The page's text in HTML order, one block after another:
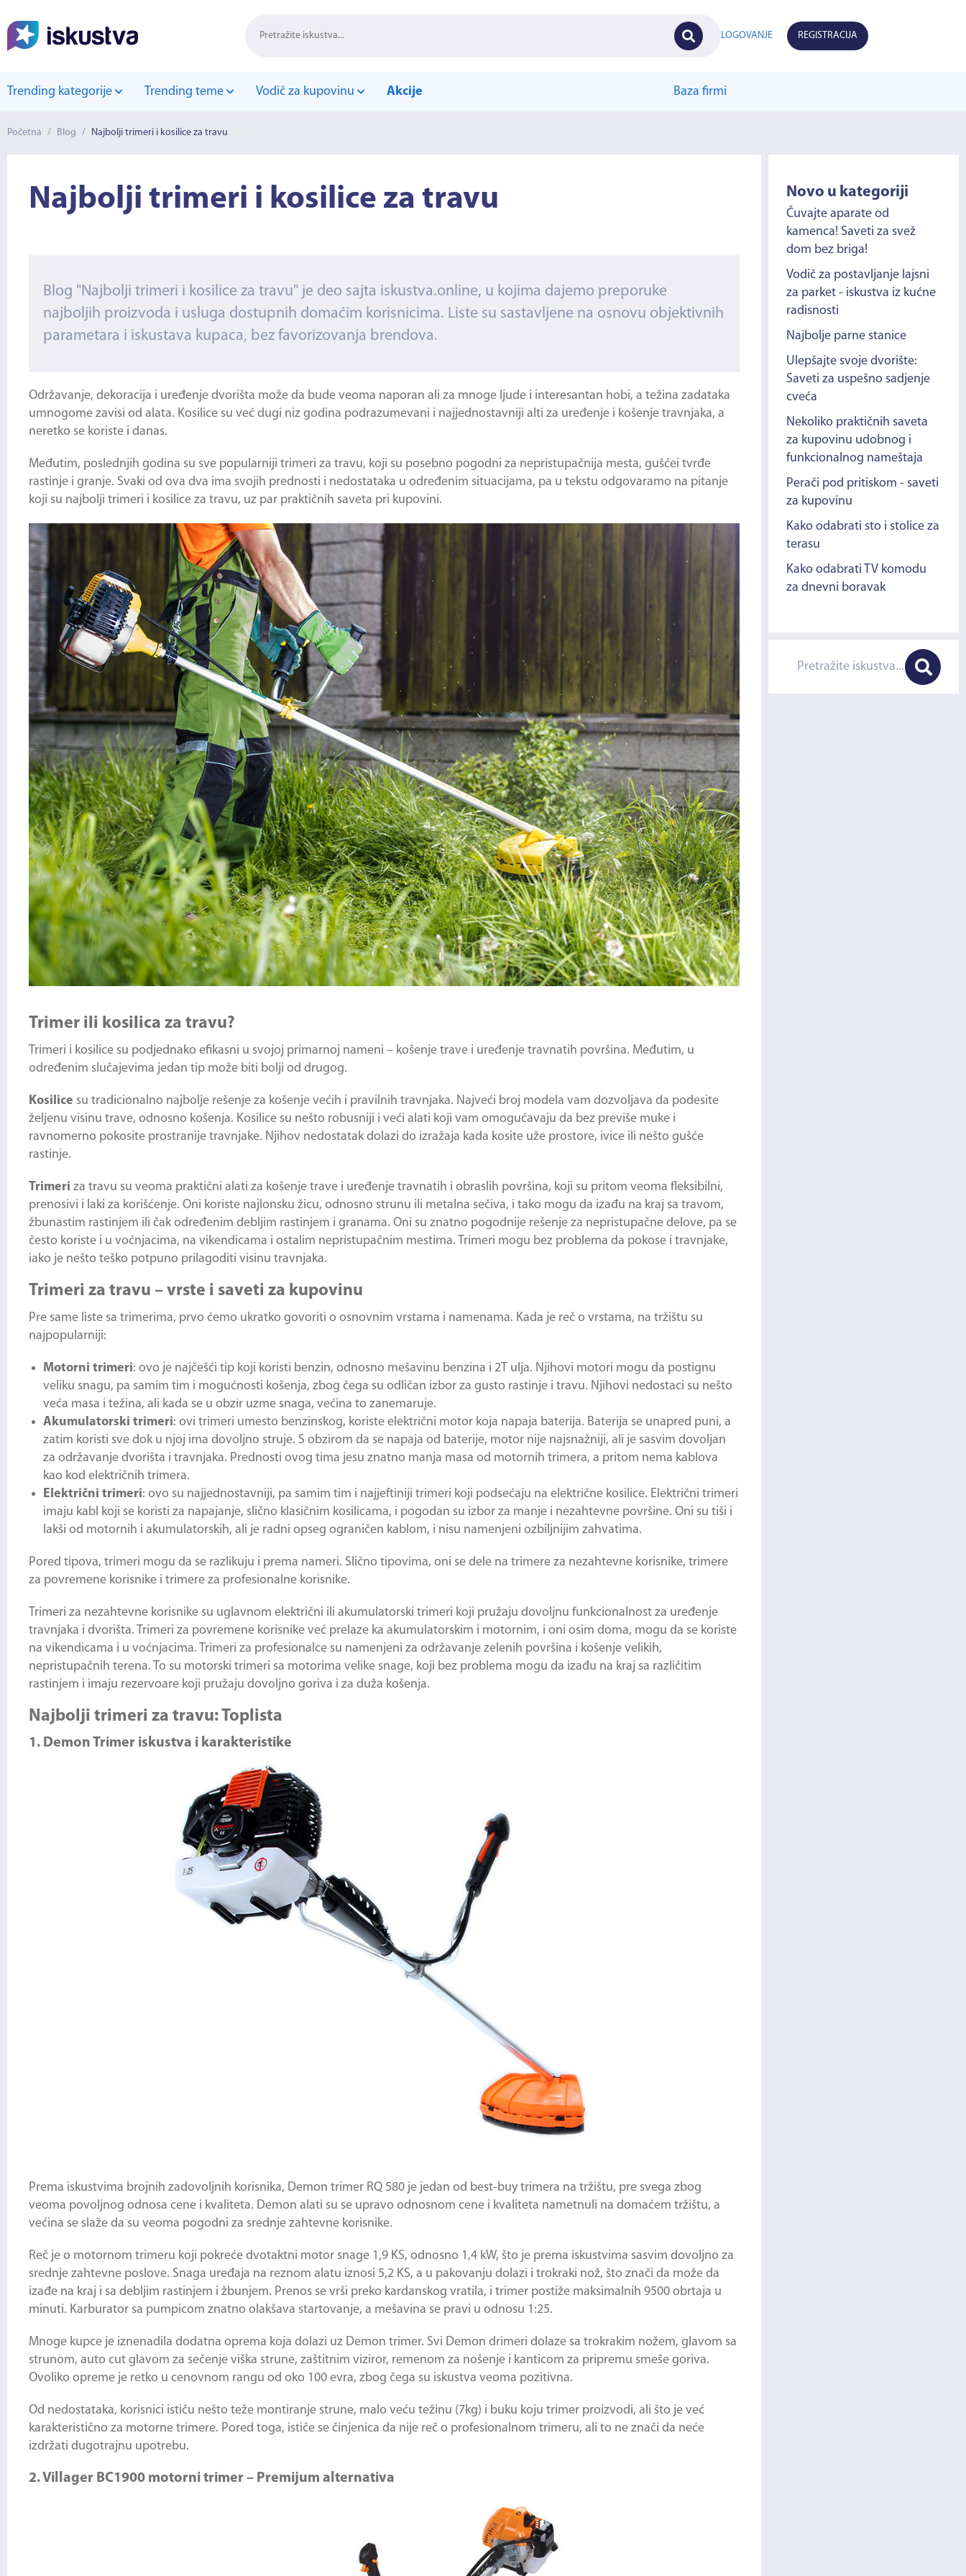
LOGOVANJE REGISTRACIJA
Trending kategorije Trending teme Vodič za kupovinu Akcije Baza firmi
Početna / Blog / Najbolji trimeri i kosilice za travu
Najbolji trimeri i kosilice za travu
Blog "Najbolji trimeri i kosilice za travu" je deo sajta iskustva.online, u kojima dajemo preporuke
najboljih proizvoda i usluga dostupnih domaćim korisnicima. Liste su sastavljene na osnovu objektivnih
parametara i iskustava kupaca, bez favorizovanja brendova.
Održavanje, dekoracija i uređenje dvorišta može da bude veoma naporan ali za mnoge ljude i interesantan hobi, a težina zadataka
umnogome zavisi od alata. Kosilice su već dugi niz godina podrazumevani i najjednostavniji alti za uređenje i košenje travnjaka, a
neretko se koriste i danas.
Međutim, poslednjih godina su sve popularniji trimeri za travu, koji su posebno pogodni za nepristupačnija mesta, gušćei tvrđe
rastinje i granje. Svaki od ova dva ima svojih prednosti i nedostataka u određenim situacijama, pa u tekstu odgovaramo na pitanje
koji su najbolji trimeri i kosilice za travu, uz par praktičnih saveta pri kupovini.
Trimer ili kosilica za travu?
Trimeri i kosilice su podjednako efikasni u svojoj primarnoj nameni – košenje trave i uređenje travnatih površina. Međutim, u
određenim slučajevima jedan tip može biti bolji od drugog.
Kosilice su tradicionalno najbolje rešenje za košenje većih i pravilnih travnjaka. Najveći broj modela vam dozvoljava da podesite
željenu visinu trave, odnosno košenja. Kosilice su nešto robusniji i veći alati koji vam omogućavaju da bez previše muke i
ravnomerno pokosite prostranije travnjake. Njihov nedostatak dolazi do izražaja kada kosite uže prostore, ivice ili nešto gušće
rastinje.
Trimeri za travu su veoma praktični alati za košenje trave i uređenje travnatih i obraslih površina, koji su pritom veoma fleksibilni,
prenosivi i laki za korišćenje. Oni koriste najlonsku žicu, odnosno strunu ili metalna sečiva, i tako mogu da izađu na kraj sa travom,
žbunastim rastinjem ili čak određenim debljim rastinjem i granama. Oni su znatno pogodnije rešenje za nepristupačne delove, pa se
često koriste i u voćnjacima, na vikendicama i ostalim nepristupačnim mestima. Trimeri mogu bez problema da pokose i travnjake,
iako je nešto teško potpuno prilagoditi visinu travnjaka.
Trimeri za travu – vrste i saveti za kupovinu
Pre same liste sa trimerima, prvo ćemo ukratko govoriti o osnovnim vrstama i namenama. Kada je reč o vrstama, na tržištu su
najpopularniji:
Motorni trimeri: ovo je najčešći tip koji koristi benzin, odnosno mešavinu benzina i 2T ulja. Njihovi motori mogu da postignu
veliku snagu, pa samim tim i mogućnosti košenja, zbog čega su odličan izbor za gusto rastinje i travu. Njihovi nedostaci su nešto
veća masa i težina, ali kada se u obzir uzme snaga, većina to zanemaruje.
Akumulatorski trimeri: ovi trimeri umesto benzinskog, koriste električni motor koja napaja baterija. Baterija se unapred puni, a
zatim koristi sve dok u njoj ima dovoljno struje. S obzirom da se napaja od baterije, motor nije najsnažniji, ali je sasvim dovoljan
za održavanje dvorišta i travnjaka. Prednosti ovog tima jesu znatno manja masa od motornih trimera, a pritom nema kablova
kao kod električnih trimera.
Električni trimeri: ovo su najjednostavniji, pa samim tim i najjeftiniji trimeri koji podsećaju na električne kosilice. Električni trimeri
imaju kabl koji se koristi za napajanje, slično klasičnim kosilicama, i pogodan su izbor za manje i nezahtevne površine. Oni su tiši i
lakši od motornih i akumulatorskih, ali je radni opseg ograničen kablom, i nisu namenjeni ozbiljnijim zahvatima.
Pored tipova, trimeri mogu da se razlikuju i prema nameri. Slično tipovima, oni se dele na trimere za nezahtevne korisnike, trimere
za povremene korisnike i trimere za profesionalne korisnike.
Trimeri za nezahtevne korisnike su uglavnom električni ili akumulatorski trimeri koji pružaju dovoljnu funkcionalnost za uređenje
travnjaka i dvorišta. Trimeri za povremene korisnike već prelaze ka akumulatorskim i motornim, i oni osim doma, mogu da se koriste
na vikendicama i u voćnjacima. Trimeri za profesionalce su namenjeni za održavanje zelenih površina i košenje velikih,
nepristupačnih terena. To su motorski trimeri sa motorima velike snage, koji bez problema mogu da izađu na kraj sa različitim
rastinjem i imaju rezervoare koji pružaju dovoljno goriva i za duža košenja.
Najbolji trimeri za travu: Toplista
1. Demon Trimer iskustva i karakteristike
Prema iskustvima brojnih zadovoljnih korisnika, Demon trimer RQ 580 je jedan od best-buy trimera na tržištu, pre svega zbog
veoma povoljnog odnosa cene i kvaliteta. Demon alati su se upravo odnosnom cene i kvaliteta nametnuli na domaćem tržištu, a
većina se slaže da su veoma pogodni za srednje zahtevne korisnike.
Reč je o motornom trimeru koji pokreće dvotaktni motor snage 1,9 KS, odnosno 1,4 kW, što je prema iskustvima sasvim dovoljno za
srednje zahtevne poslove. Snaga uređaja na reznom alatu iznosi 5,2 KS, a u pakovanju dolazi i trokraki nož, što znači da može da
izađe na kraj i sa debljim rastinjem i žbunjem. Prenos se vrši preko kardanskog vratila, i trimer postiže maksimalnih 9500 obrtaja u
minuti. Karburator sa pumpicom znatno olakšava startovanje, a mešavina se pravi u odnosu 1:25.
Mnoge kupce je iznenadila dodatna oprema koja dolazi uz Demon trimer. Svi Demon drimeri dolaze sa trokrakim nožem, glavom sa
strunom, auto cut glavom za sečenje viška strune, zaštitnim viziror, remenom za nošenje i kanticom za pripremu smeše goriva.
Ovoliko opreme je retko u cenovnom rangu od oko 100 evra, zbog čega su iskustva veoma pozitivna.
Od nedostataka, korisnici ističu nešto teže montiranje strune, malo veću težinu (7kg) i buku koju trimer proizvodi, ali što je već
karakteristično za motorne trimere. Pored toga, ističe se činjenica da nije reč o profesionalnom trimeru, ali to ne znači da neće
izdržati dugotrajnu upotrebu.
2. Villager BC1900 motorni trimer – Premijum alternativa
Novo u kategoriji
Čuvajte aparate od
kamenca! Saveti za svež
dom bez briga!
Vodič za postavljanje lajsni
za parket - iskustva iz kućne
radisnosti
Najbolje parne stanice
Ulepšajte svoje dvorište:
Saveti za uspešno sadjenje
cveća
Nekoliko praktičnih saveta
za kupovinu udobnog i
funkcionalnog nameštaja
Perači pod pritiskom - saveti
za kupovinu
Kako odabrati sto i stolice za
terasu
Kako odabrati TV komodu
za dnevni boravak